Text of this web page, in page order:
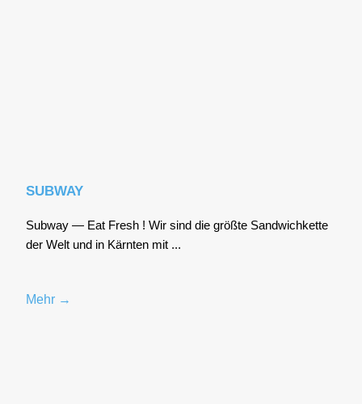
SUBWAY
Sub­way — Eat Fresh ! Wir sind die größ­te Sand­wich­ket­te
der Welt und in Kärn­ten mit ...
Mehr →